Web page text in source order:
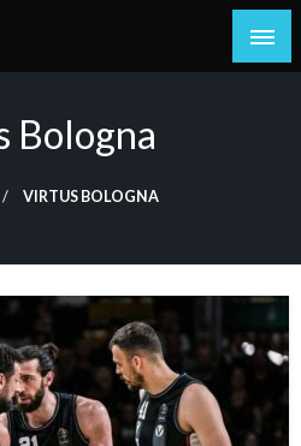
Bologna
VIRTUS BOLOGNA